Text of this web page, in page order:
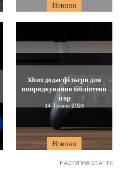
Новини
Новини
Xbox додає фільтри для
впорядкування бібліотеки
ігор
14 Травня 2026
НАСТУПНА СТАТТЯ